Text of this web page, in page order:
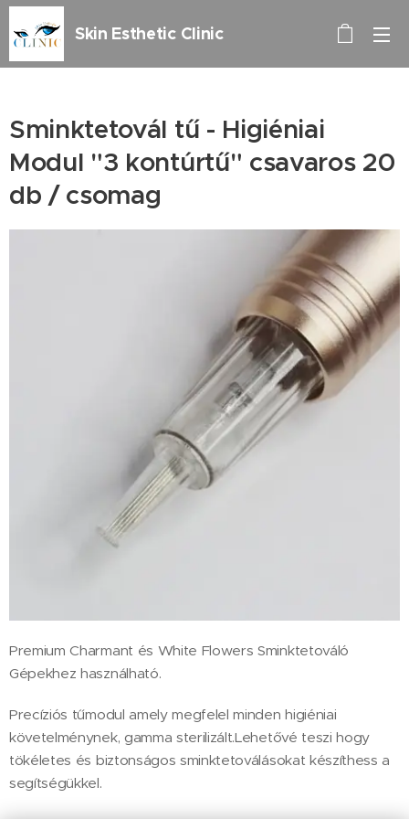
Skin Esthetic Clinic
Sminktetovál tű - Higiéniai
Modul "3 kontúrtű" csavaros 20
db / csomag
Premium Charmant és White Flowers Sminktetováló
Gépekhez használható.
Precíziós tűmodul amely megfelel minden higiéniai
követelménynek, gamma sterilizált.Lehetővé teszi hogy
tökéletes és biztonságos sminktetoválásokat készíthess a
segítségükkel.